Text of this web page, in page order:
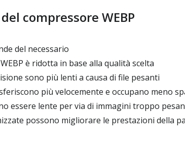
compressore WEBP
del necessario
è ridotta in base alla qualità scelta
sono più lenti a causa di file pesanti
più velocemente e occupano meno
essere lente per via di immagini troppo
possono migliorare le prestazioni della